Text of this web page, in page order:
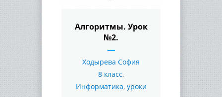
Алгоритмы. Урок
№2.
Ходырева София
8 класс,
Информатика, уроки